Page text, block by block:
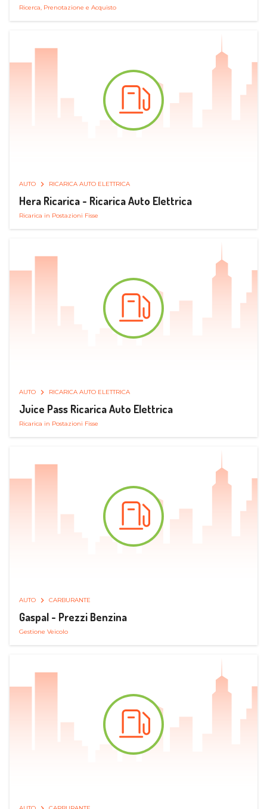
Ricerca, Prenotazione e Acquisto
AUTO RICARICA AUTO ELETTRICA
Hera Ricarica - Ricarica Auto Elettrica
Ricarica in Postazioni Fisse
AUTO RICARICA AUTO ELETTRICA
Juice Pass Ricarica Auto Elettrica
Ricarica in Postazioni Fisse
AUTO CARBURANTE
Gaspal - Prezzi Benzina
Gestione Veicolo